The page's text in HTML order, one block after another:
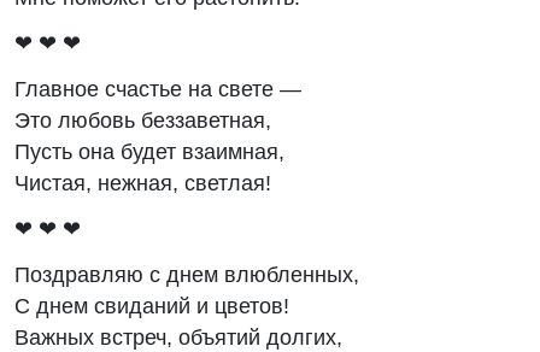
❤ ❤ ❤
Главное счастье на свете —
Это любовь беззаветная,
Пусть она будет взаимная,
Чистая, нежная, светлая!
❤ ❤ ❤
Поздравляю с днем влюбленных,
С днем свиданий и цветов!
Важных встреч, объятий долгих,